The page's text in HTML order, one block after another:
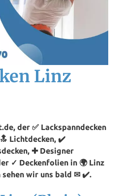
Linz
der ✅ Lackspanndecken
Lichtdecken, ✔️
✚ Designer
✓ Deckenfolien in 🌍 Linz
sehen wir uns bald ✉ ✔️.